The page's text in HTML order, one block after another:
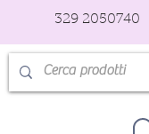
329 2050740